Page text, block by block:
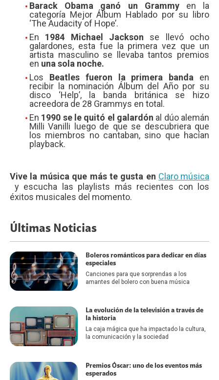
Barack Obama ganó un Grammyen la
categoría Mejor Álbum Hablado por su libro
‘The Audacity of Hope’.
En 1984 Michael Jackson se llevó ocho
galardones, esta fue la primera vez que un
artista masculino se llevaba tantos premios
en una sola noche.
Los Beatles fueron la primera banda en
recibir la nominación Álbum del Año por su
disco ‘Help’, la banda británica se hizo
acreedora de 28 Grammys en total.
En 1990 se le quitó el galardón al dúo alemán
Milli Vanilli luego de que se descubriera que
los miembros no cantaban, sino que hacían
playback.
Vive la música que más te gusta en Claro música
y escucha las playlists más recientes con los
éxitos musicales del momento.
Últimas Noticias
Boleros románticos para dedicar en días
especiales
Canciones para que sorprendas a los
amantes del bolero con buena música
La evolución de la televisión a través de
la historia
La caja mágica que ha impactado la cultura,
la comunicación y la sociedad
Premios Óscar: uno de los eventos más
esperados